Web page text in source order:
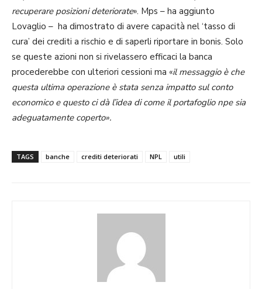
recuperare posizioni deteriorate». Mps – ha aggiunto
Lovaglio – ha dimostrato di avere capacità nel ‘tasso di
cura’ dei crediti a rischio e di saperli riportare in bonis. Solo
se queste azioni non si rivelassero efficaci la banca
procederebbe con ulteriori cessioni ma «il messaggio è che
questa ultima operazione è stata senza impatto sul conto
economico e questo ci dà l’idea di come il portafoglio npe sia
adeguatamente coperto».
TAGS banche crediti deteriorati NPL utili